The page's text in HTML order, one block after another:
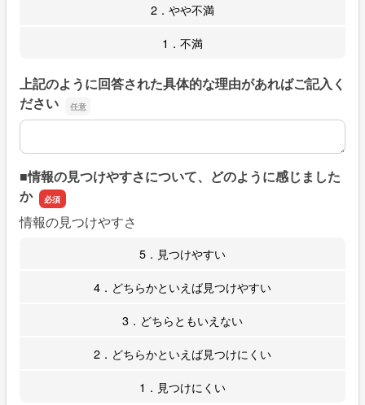
2．やや不満
1．不満
上記のように回答された具体的な理由があればご記入く
ださい
上記のように回答された具体的な理由があればご記入くだ
■情報の見つけやすさについて、どのように感じました
か
情報の見つけやすさ
5．見つけやすい
4．どちらかといえば見つけやすい
3．どちらともいえない
2．どちらかといえば見つけにくい
1．見つけにくい